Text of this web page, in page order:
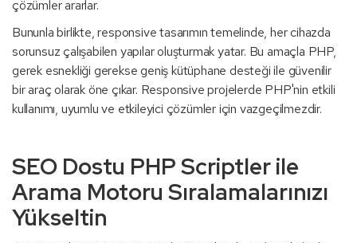
çözümler ararlar.
Bununla birlikte, responsive tasarımın temelinde, her cihazda
sorunsuz çalışabilen yapılar oluşturmak yatar. Bu amaçla PHP,
gerek esnekliği gerekse geniş kütüphane desteği ile güvenilir
bir araç olarak öne çıkar. Responsive projelerde PHP'nin etkili
kullanımı, uyumlu ve etkileyici çözümler için vazgeçilmezdir.
SEO Dostu PHP Scriptler ile
Arama Motoru Sıralamalarınızı
Yükseltin